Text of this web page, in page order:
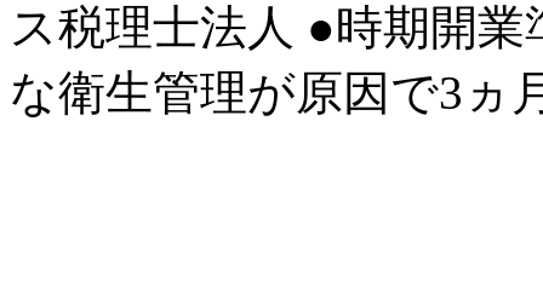
ス税理士法人 ●時期開業
な衛生管理が原因で3ヵ